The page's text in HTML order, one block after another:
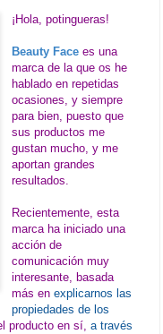
¡Hola, potingueras!
Beauty Face es una
marca de la que os he
hablado en repetidas
ocasiones, y siempre
para bien, puesto que
sus productos me
gustan mucho, y me
aportan grandes
resultados.
Recientemente, esta
marca ha iniciado una
acción de
comunicación muy
interesante, basada
más enexplicarnos las
propiedades de los
producto en sí, a través